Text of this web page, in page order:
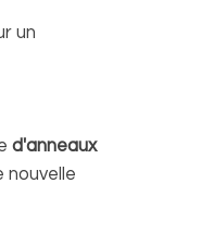
un
d'anneaux
nouvelle